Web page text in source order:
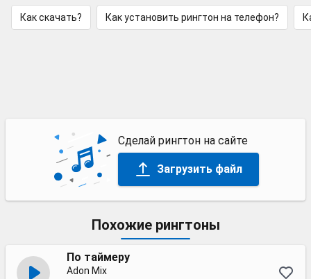
Как скачать? Как установить рингтон на телефон?
Сделай рингтон на сайте
Загрузить файл
Похожие рингтоны
По таймеру
Adon Mix